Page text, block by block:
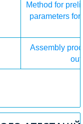
Method for
parameters
Assembly